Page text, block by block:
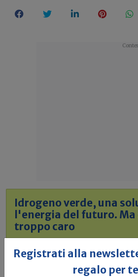
Idrogeno verde, una
l'energia del futuro. Ma
troppo caro
attraverso l'utilizzo dell'idrogeno
Leggi
Registrati alla
regalo per te